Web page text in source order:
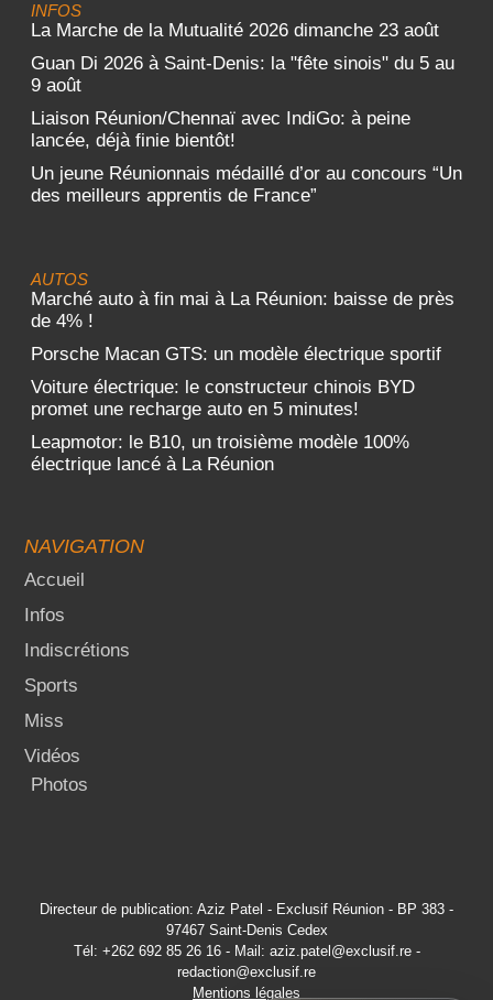
INFOS
La Marche de la Mutualité 2026 dimanche 23 août
Guan Di 2026 à Saint-Denis: la "fête sinois" du 5 au
9 août
Liaison Réunion/Chennaï avec IndiGo: à peine
lancée, déjà finie bientôt!
Un jeune Réunionnais médaillé d’or au concours “Un
des meilleurs apprentis de France”
AUTOS
Marché auto à fin mai à La Réunion: baisse de près
de 4% !
Porsche Macan GTS: un modèle électrique sportif
Voiture électrique: le constructeur chinois BYD
promet une recharge auto en 5 minutes!
Leapmotor: le B10, un troisième modèle 100%
électrique lancé à La Réunion
NAVIGATION
Accueil
Infos
Indiscrétions
Sports
Miss
Vidéos
Photos
Directeur de publication: Aziz Patel - Exclusif Réunion - BP 383 -
97467 Saint-Denis Cedex
Tél: +262 692 85 26 16 - Mail: aziz.patel@exclusif.re -
redaction@exclusif.re
Mentions légales